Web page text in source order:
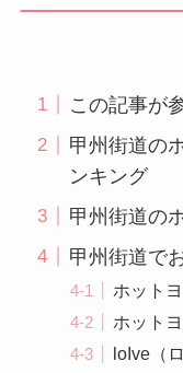
この記事が
甲州街道の
ンキング
甲州街道の
甲州街道で
ホット
ホット
loIve（